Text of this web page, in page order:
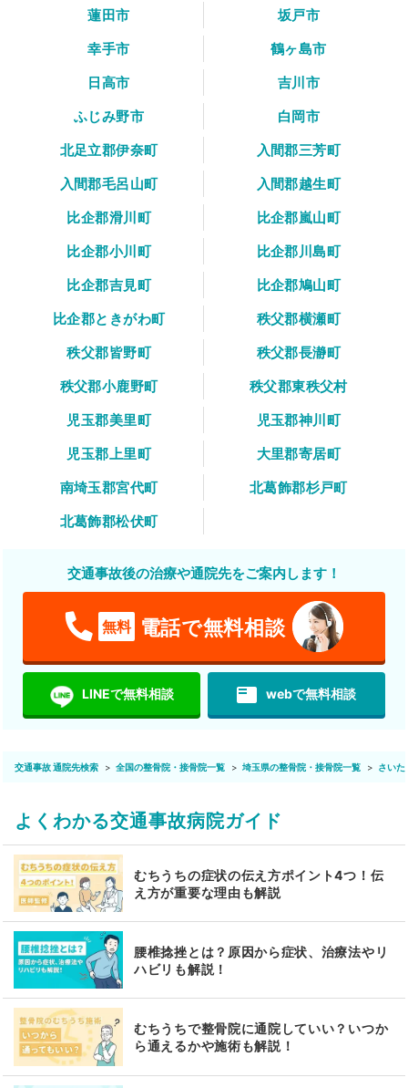
蓮田市
坂戸市
幸手市
鶴ヶ島市
日高市
吉川市
ふじみ野市
白岡市
北足立郡伊奈町
入間郡三芳町
入間郡毛呂山町
入間郡越生町
比企郡滑川町
比企郡嵐山町
比企郡小川町
比企郡川島町
比企郡吉見町
比企郡鳩山町
比企郡ときがわ町
秩父郡横瀬町
秩父郡皆野町
秩父郡長瀞町
秩父郡小鹿野町
秩父郡東秩父村
児玉郡美里町
児玉郡神川町
児玉郡上里町
大里郡寄居町
南埼玉郡宮代町
北葛飾郡杉戸町
北葛飾郡松伏町
交通事故後の治療や通院先をご案内します！
無料 電話で無料相談
LINEで無料相談 featured_play_list webで無料相談
交通事故 通院先検索 全国の整骨院・接骨院一覧 埼玉県の整骨院・接骨院一覧 さいた
よくわかる交通事故病院ガイド
むちうちの症状の伝え方ポイント4つ！伝
え方が重要な理由も解説
腰椎捻挫とは？原因から症状、治療法やリ
ハビリも解説！
むちうちで整骨院に通院していい？いつか
ら通えるかや施術も解説！